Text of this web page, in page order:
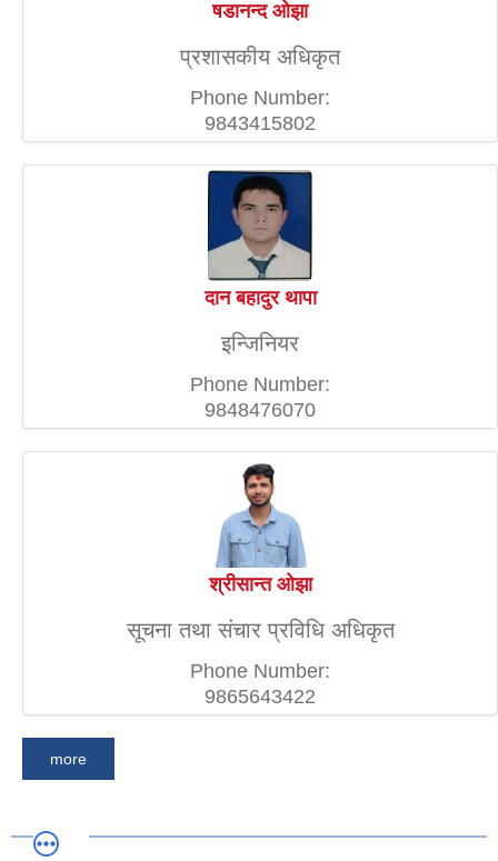
षडानन्द ओझा
प्रशासकीय अधिकृत
Phone Number:
9843415802
दान बहादुर थापा
इन्जिनियर
Phone Number:
9848476070
श्रीसान्त ओझा
सूचना तथा संचार प्रविधि अधिकृत
Phone Number:
9865643422
more